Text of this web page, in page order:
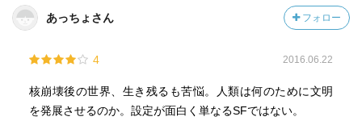
-----------------------
サイロシリーズ三部作の第二部にあたる作品で、第一部
はなかったものの、謎の一部が解き明かされるので、最後
まで興味を持って愉しく読めました、、、
あっちょさん フォロー
4 2016.06.22
核崩壊後の世界、生き残るも苦悩。人類は何のために文明
を発展させるのか。設定が面白く単なるSFではない。